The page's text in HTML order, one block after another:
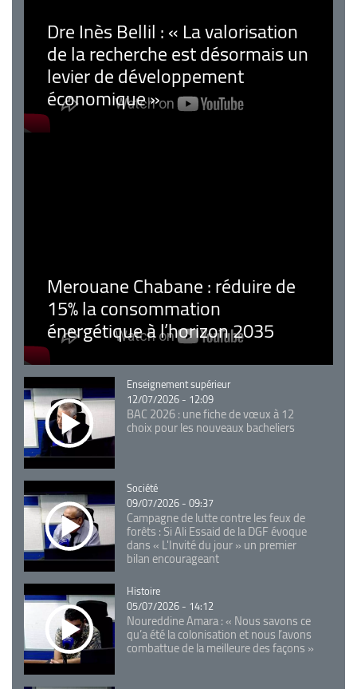
Dre Inès Bellil : « La valorisation
de la recherche est désormais un
levier de développement
économique »
Merouane Chabane : réduire de
15% la consommation
énergétique à l’horizon 2035
Catégorie
Enseignement supérieur
12/07/2026 - 12:09
BAC 2026 : une fiche de vœux à 12
choix pour les nouveaux bacheliers
Catégorie
Société
09/07/2026 - 09:37
Campagne de lutte contre les feux de
forêts : Si Ali Essaid de la DGF évoque
dans « L'Invité du jour » un premier
bilan encourageant
Catégorie
Histoire
05/07/2026 - 14:12
Noureddine Amara : « Nous savons ce
qu’a été la colonisation et nous l’avons
combattue de la meilleure des façons »